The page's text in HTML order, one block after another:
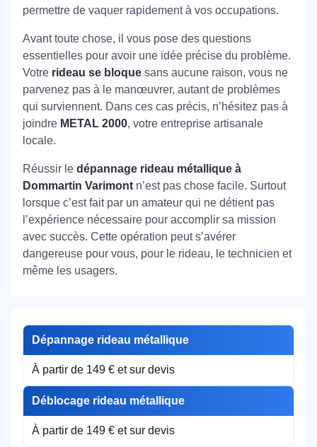
permettre de vaquer rapidement à vos occupations.
Avant toute chose, il vous pose des questions
essentielles pour avoir une idée précise du problème.
Votre rideau se bloque sans aucune raison, vous ne
parvenez pas à le manœuvrer, autant de problèmes
qui surviennent. Dans ces cas précis, n’hésitez pas à
joindre METAL 2000, votre entreprise artisanale
locale.
Réussir le dépannage rideau métallique à
Dommartin Varimont n’est pas chose facile. Surtout
lorsque c’est fait par un amateur qui ne détient pas
l’expérience nécessaire pour accomplir sa mission
avec succès. Cette opération peut s’avérer
dangereuse pour vous, pour le rideau, le technicien et
même les usagers.
Dépannage rideau métallique
À partir de 149 € et sur devis
Déblocage rideau métallique
À partir de 149 € et sur devis